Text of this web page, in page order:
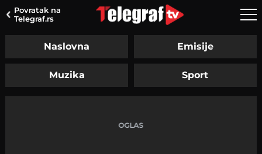
Povratak na
Telegraf.rs
Naslovna Emisije
Muzika Sport